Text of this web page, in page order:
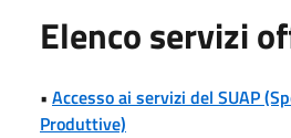
Elenco servizi
• Accesso ai servizi del SUAP
Produttive)